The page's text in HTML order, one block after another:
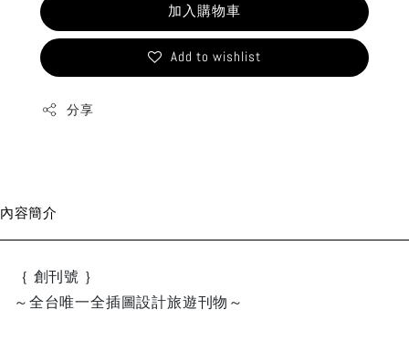
加入購物車
Add to wishlist
分享
內容簡介
｛ 創刊號 ｝
～全台唯一全插圖設計旅遊刊物～